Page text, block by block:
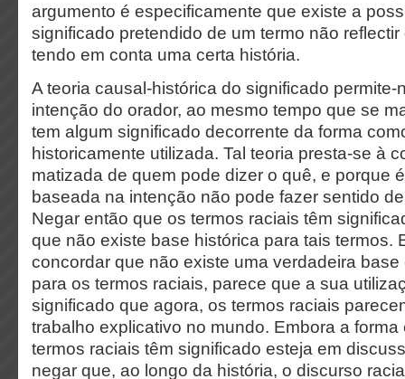
argumento é especificamente que existe a
significado pretendido de um termo não
tendo em conta uma certa história.
A teoria causal-histórica do significado permite-
intenção do orador, ao mesmo tempo que se
tem algum significado decorrente da forma
historicamente utilizada. Tal teoria presta-se à
matizada de quem pode dizer o quê, e porque
baseada na intenção não pode fazer sentido
Negar então que os termos raciais têm
que não existe base histórica para tais termos.
concordar que não existe uma verdadeira
para os termos raciais, parece que a sua
significado que agora, os termos raciais
trabalho explicativo no mundo. Embora a
termos raciais têm significado esteja em
negar que, ao longo da história, o discurso